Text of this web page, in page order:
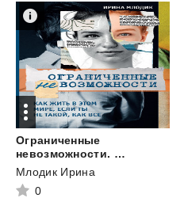
Ограниченные
невозможности. Как жить в этом мире, если ты не такой, как все
Млодик Ирина
0